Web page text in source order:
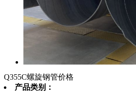
Q355C螺旋钢管价格
产品类别：